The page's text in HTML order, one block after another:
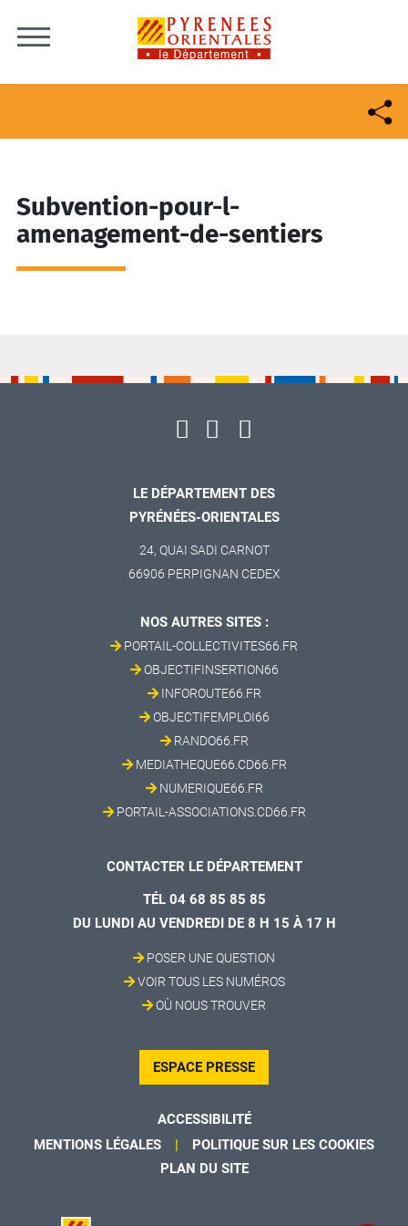
Subvention-pour-l-
amenagement-de-sentiers
LE DÉPARTEMENT DES
PYRÉNÉES-ORIENTALES
24, QUAI SADI CARNOT
66906 PERPIGNAN CEDEX
NOS AUTRES SITES :
PORTAIL-COLLECTIVITES66.FR
OBJECTIFINSERTION66
INFOROUTE66.FR
OBJECTIFEMPLOI66
RANDO66.FR
MEDIATHEQUE66.CD66.FR
NUMERIQUE66.FR
PORTAIL-ASSOCIATIONS.CD66.FR
CONTACTER LE DÉPARTEMENT
TÉL 04 68 85 85 85
DU LUNDI AU VENDREDI DE 8 H 15 À 17 H
POSER UNE QUESTION
VOIR TOUS LES NUMÉROS
OÙ NOUS TROUVER
ESPACE PRESSE
ACCESSIBILITÉ
MENTIONS LÉGALES
POLITIQUE SUR LES COOKIES
PLAN DU SITE